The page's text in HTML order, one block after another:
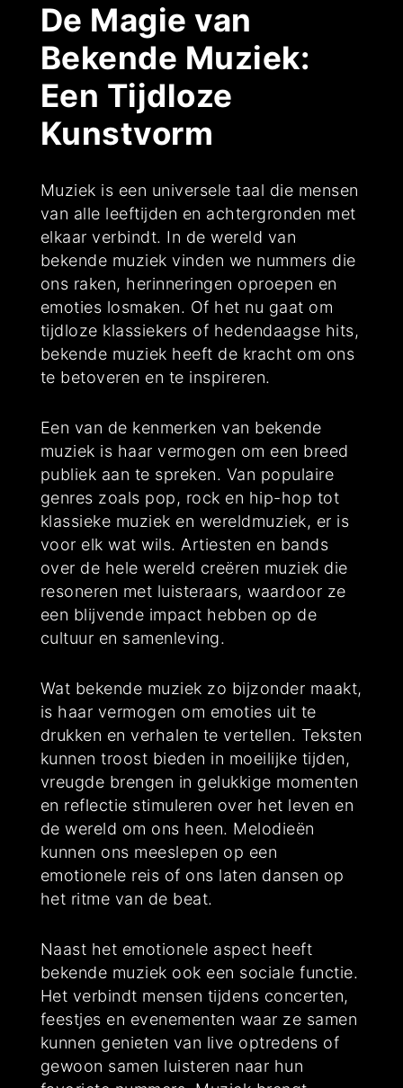
De Magie van
Bekende Muziek:
Een Tijdloze
Kunstvorm
Muziek is een universele taal die mensen
van alle leeftijden en achtergronden met
elkaar verbindt. In de wereld van
bekende muziek vinden we nummers die
ons raken, herinneringen oproepen en
emoties losmaken. Of het nu gaat om
tijdloze klassiekers of hedendaagse hits,
bekende muziek heeft de kracht om ons
te betoveren en te inspireren.
Een van de kenmerken van bekende
muziek is haar vermogen om een breed
publiek aan te spreken. Van populaire
genres zoals pop, rock en hip-hop tot
klassieke muziek en wereldmuziek, er is
voor elk wat wils. Artiesten en bands
over de hele wereld creëren muziek die
resoneren met luisteraars, waardoor ze
een blijvende impact hebben op de
cultuur en samenleving.
Wat bekende muziek zo bijzonder maakt,
is haar vermogen om emoties uit te
drukken en verhalen te vertellen. Teksten
kunnen troost bieden in moeilijke tijden,
vreugde brengen in gelukkige momenten
en reflectie stimuleren over het leven en
de wereld om ons heen. Melodieën
kunnen ons meeslepen op een
emotionele reis of ons laten dansen op
het ritme van de beat.
Naast het emotionele aspect heeft
bekende muziek ook een sociale functie.
Het verbindt mensen tijdens concerten,
feestjes en evenementen waar ze samen
kunnen genieten van live optredens of
gewoon samen luisteren naar hun